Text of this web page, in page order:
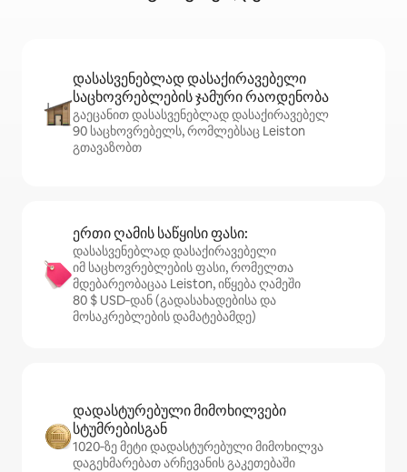
დასასვენებლად დასაქირავებელი
საცხოვრებლების ჯამური რაოდენობა
გაეცანით დასასვენებლად დასაქირავებელ
90 საცხოვრებელს, რომლებსაც Leiston
გთავაზობთ
ერთი ღამის საწყისი ფასი:
დასასვენებლად დასაქირავებელი
იმ საცხოვრებლების ფასი, რომელთა
მდებარეობაცაა Leiston, იწყება ღამეში
80 $ USD‑დან (გადასახადებისა და
მოსაკრებლების დამატებამდე)
დადასტურებული მიმოხილვები
სტუმრებისგან
1020‑ზე მეტი დადასტურებული მიმოხილვა
დაგეხმარებათ არჩევანის გაკეთებაში